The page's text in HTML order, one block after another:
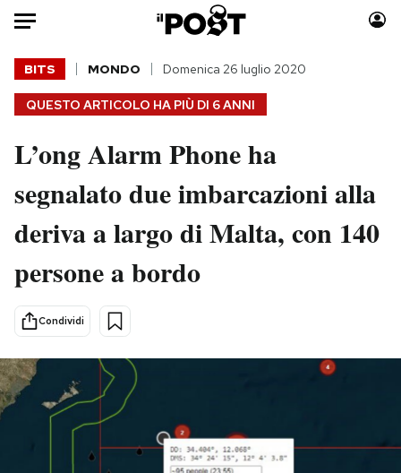
Auto
HOME
Italia
Politica
Tecnologia
Scienza
Cultura
Economia
Sport
Moda
Consumismi
Storie/Idee
Mondiali calcio 2026
QUESTO ARTICOLO HA PIÙ DI 6 ANNI
BITS MONDO Domenica 26 luglio 2020
L’ong Alarm Phone ha
segnalato due imbarcazioni alla
deriva a largo di Malta, con 140
persone a bordo
Condividi